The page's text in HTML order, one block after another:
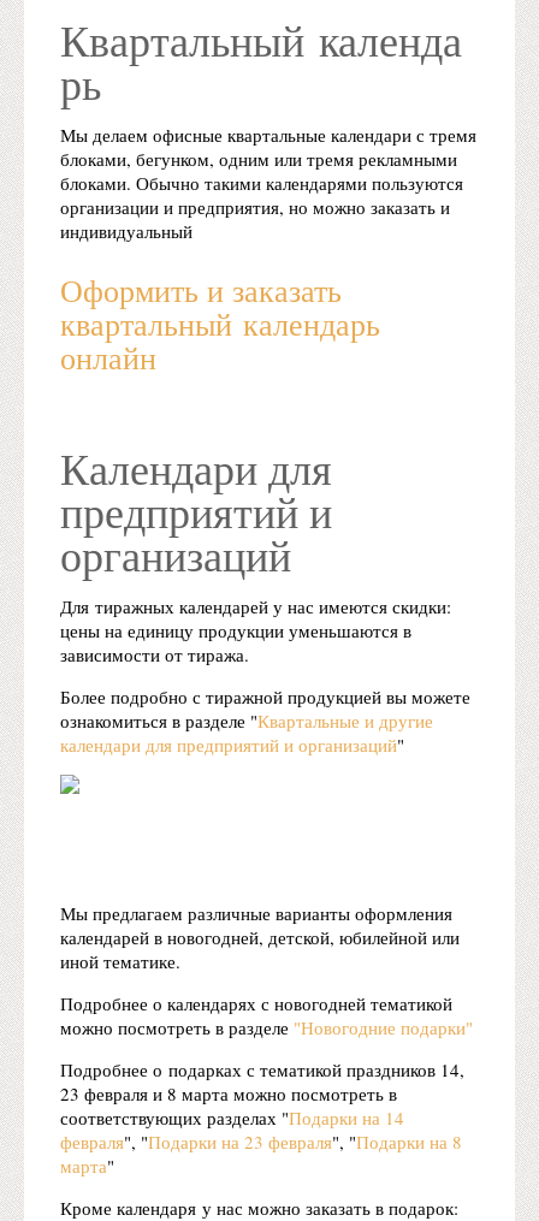
Квартальный календа
рь
Мы делаем офисные квартальные календари с тремя
блоками, бегунком, одним или тремя рекламными
блоками. Обычно такими календарями пользуются
организации и предприятия, но можно заказать и
индивидуальный
Оформить и заказать
квартальный календарь
онлайн
Календари для
предприятий и
организаций
Для тиражных календарей у нас имеются скидки:
цены на единицу продукции уменьшаются в
зависимости от тиража.
Более подробно с тиражной продукцией вы можете
ознакомиться в разделе "Квартальные и другие
календари для предприятий и организаций"
Мы предлагаем различные варианты оформления
календарей в новогодней, детской, юбилейной или
иной тематике.
Подробнее о календарях с новогодней тематикой
можно посмотреть в разделе "Новогодние подарки"
Подробнее о подарках с тематикой праздников 14,
23 февраля и 8 марта можно посмотреть в
соответствующих разделах "Подарки на 14
февраля", "Подарки на 23 февраля", "Подарки на 8
марта"
Кроме календаря у нас можно заказать в подарок: